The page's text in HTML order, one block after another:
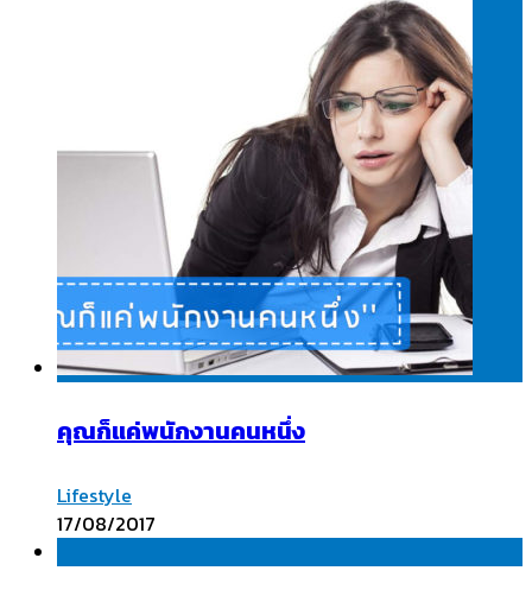
คุณก็แค่พนักงานคนหนึ่ง
Lifestyle
17/08/2017